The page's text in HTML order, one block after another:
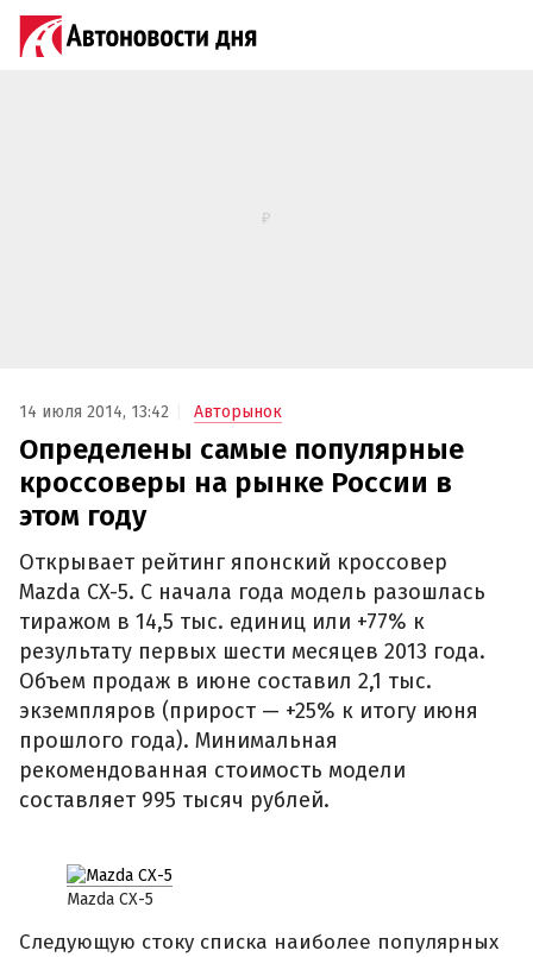
14 июля 2014, 13:42 Авторынок
Определены самые популярные
кроссоверы на рынке России в
этом году
Открывает рейтинг японский кроссовер
Mazda CX-5. С начала года модель разошлась
тиражом в 14,5 тыс. единиц или +77% к
результату первых шести месяцев 2013 года.
Объем продаж в июне составил 2,1 тыс.
экземпляров (прирост — +25% к итогу июня
прошлого года). Минимальная
рекомендованная стоимость модели
составляет 995 тысяч рублей.
Mazda CX-5
Следующую стоку списка наиболее популярных